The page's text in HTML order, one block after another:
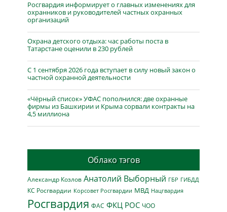
Росгвардия информирует о главных изменениях для
охранников и руководителей частных охранных
организаций
Охрана детского отдыха: час работы поста в
Татарстане оценили в 230 рублей
С 1 сентября 2026 года вступает в силу новый закон о
частной охранной деятельности
«Чёрный список» УФАС пополнился: две охранные
фирмы из Башкирии и Крыма сорвали контракты на
4,5 миллиона
Облако тэгов
Александр Козлов Анатолий Выборный ГБР ГИБДД
КС Росгвардии Корсовет Росгвардии МВД Нацгвардия
Росгвардия ФАС ФКЦ РОС ЧОО